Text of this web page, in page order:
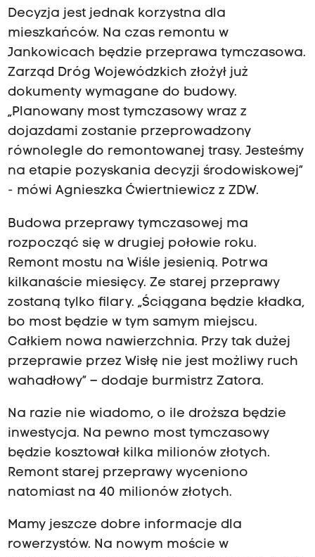
Decyzja jest jednak korzystna dla
mieszkańców. Na czas remontu w
Jankowicach będzie przeprawa tymczasowa.
Zarząd Dróg Wojewódzkich złożył już
dokumenty wymagane do budowy.
„Planowany most tymczasowy wraz z
dojazdami zostanie przeprowadzony
równolegle do remontowanej trasy. Jesteśmy
na etapie pozyskania decyzji środowiskowej”
- mówi Agnieszka Ćwiertniewicz z ZDW.
Budowa przeprawy tymczasowej ma
rozpocząć się w drugiej połowie roku.
Remont mostu na Wiśle jesienią. Potrwa
kilkanaście miesięcy. Ze starej przeprawy
zostaną tylko filary. „Ściągana będzie kładka,
bo most będzie w tym samym miejscu.
Całkiem nowa nawierzchnia. Przy tak dużej
przeprawie przez Wisłę nie jest możliwy ruch
wahadłowy” – dodaje burmistrz Zatora.
Na razie nie wiadomo, o ile droższa będzie
inwestycja. Na pewno most tymczasowy
będzie kosztował kilka milionów złotych.
Remont starej przeprawy wyceniono
natomiast na 40 milionów złotych.
Mamy jeszcze dobre informacje dla
rowerzystów. Na nowym moście w